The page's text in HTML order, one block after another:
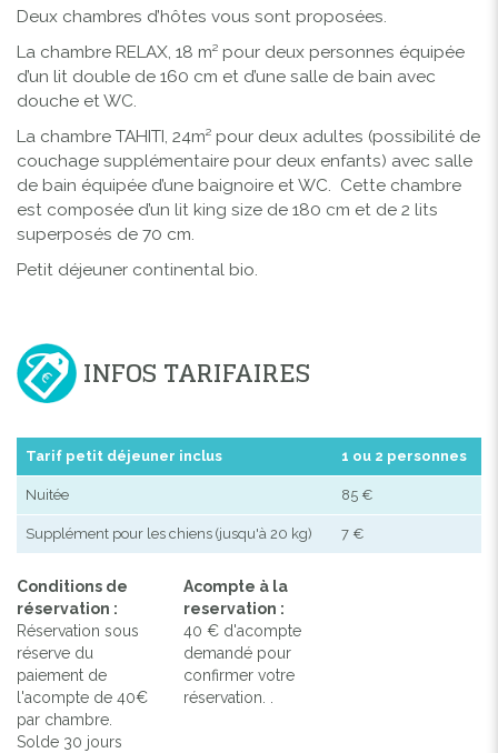
Deux chambres d’hôtes vous sont proposées.
La chambre RELAX, 18 m² pour deux personnes équipée
d’un lit double de 160 cm et d’une salle de bain avec
douche et WC.
La chambre TAHITI, 24m² pour deux adultes (possibilité de
couchage supplémentaire pour deux enfants) avec salle
de bain équipée d’une baignoire et WC. Cette chambre
est composée d’un lit king size de 180 cm et de 2 lits
superposés de 70 cm.
Petit déjeuner continental bio.
INFOS TARIFAIRES
Tarif petit déjeuner inclus 1 ou 2 personnes
Nuitée 85 €
Supplément pour les chiens (jusqu'à 20 kg) 7 €
Conditions de
réservation :
Réservation sous
réserve du
paiement de
l'acompte de 40€
par chambre.
Solde 30 jours
Acompte à la
reservation :
40 € d'acompte
demandé pour
confirmer votre
réservation. .